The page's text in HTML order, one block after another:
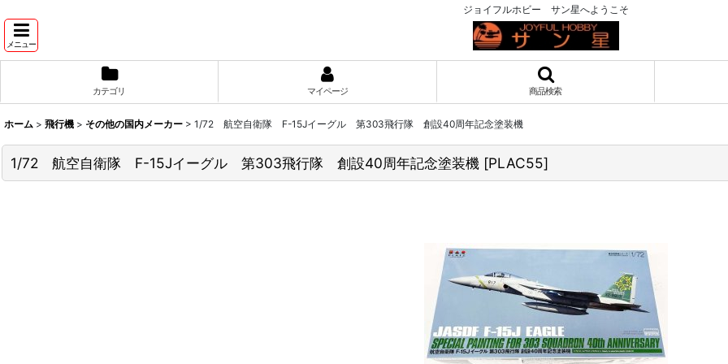
ジョイフルホビー サン星へようこそ
メニュー
カテゴリ マイページ 商品検索
ホーム > 飛行機 > その他の国内メーカー > 1/72 航空自衛隊 F-15Jイーグル 第303飛行隊 創設40周年記念塗装機
1/72 航空自衛隊 F-15Jイーグル 第303飛行隊 創設40周年記念塗装機 [PLAC55]